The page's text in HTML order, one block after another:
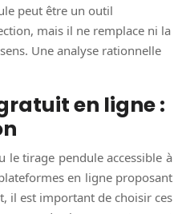
peut être un outil
mais il ne remplace ni la
Une analyse rationnelle
en ligne :
le tirage pendule accessible à
en ligne proposant
il est important de choisir ces